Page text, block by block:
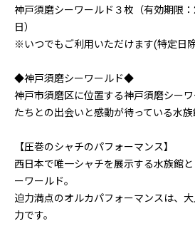
神戸須磨シーワールド３枚（有効期限
日）
※いつでもご利用いただけます(特定日除
◆神戸須磨シーワールド◆
神戸市須磨区に位置する神戸須磨シー
たちとの出会いと感動が待っている水族
【圧巻のシャチのパフォーマンス】
西日本で唯一シャチを展示する水族館
ーワールド。
迫力満点のオルカパフォーマンスは、
力です。